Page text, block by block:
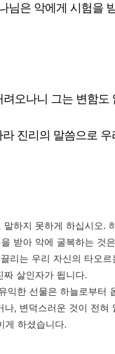
님은 악에게 시험을
오나니 그는 변함도
진리의 말씀으로
하지 못하게 하십시오.
받아 악에 굴복하는 것
리는 우리 자신의 타오
살인자가 됩니다.
익한 선물은 하늘로부터
, 변덕스러운 것이 전혀
게 하셨습니다.